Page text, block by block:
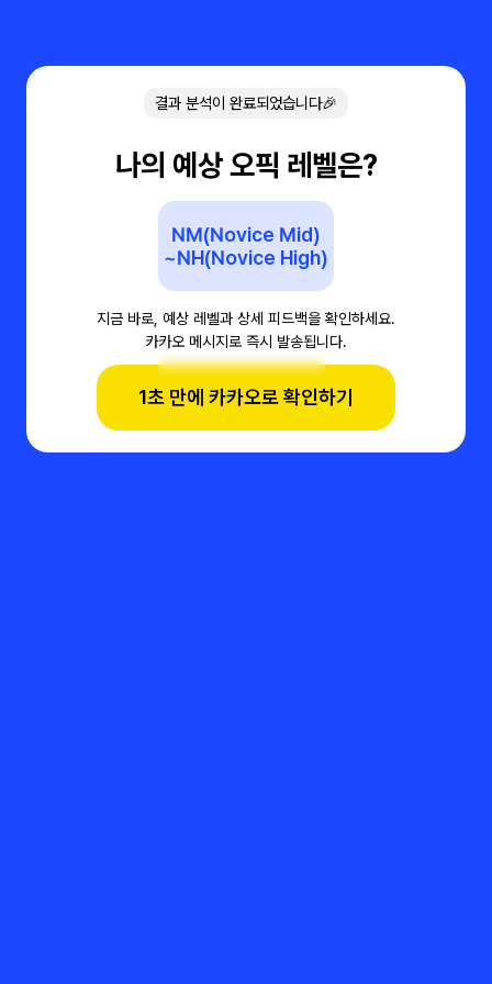
결과 분석이 완료되었습니다🎉
나의 예상 오픽 레벨은?
NM(Novice Mid)
~NH(Novice High)
지금 바로, 예상 레벨과 상세 피드백을 확인하세요.
카카오 메시지로 즉시 발송됩니다.
1초 만에 카카오로 확인하기